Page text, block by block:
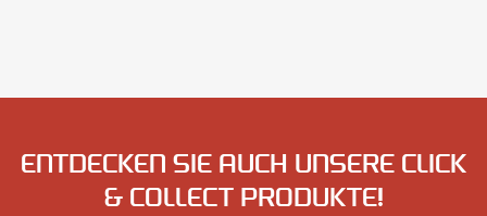
ENTDECKEN SIE AUCH UNSERE CLICK
& COLLECT PRODUKTE!